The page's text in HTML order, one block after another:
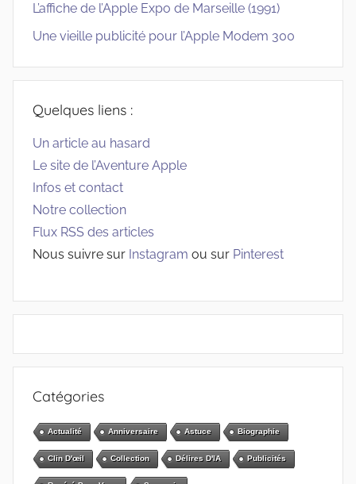
L’affiche de l’Apple Expo de Marseille (1991)
Une vieille publicité pour l’Apple Modem 300
Quelques liens :
Un article au hasard
Le site de l’Aventure Apple
Infos et contact
Notre collection
Flux RSS des articles
Nous suivre sur Instagram ou sur Pinterest
Catégories
Actualité Anniversaire Astuce Biographie
Clin D'œil Collection Délires D'IA Publicités